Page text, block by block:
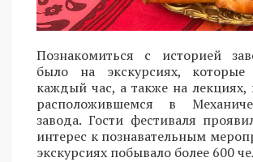
Познакомиться с историей
было на экскурсиях, которые
каждый час, а также на лекциях,
расположившемся в
завода. Гости фестиваля
интерес к познавательным
экскурсиях побывало более 600